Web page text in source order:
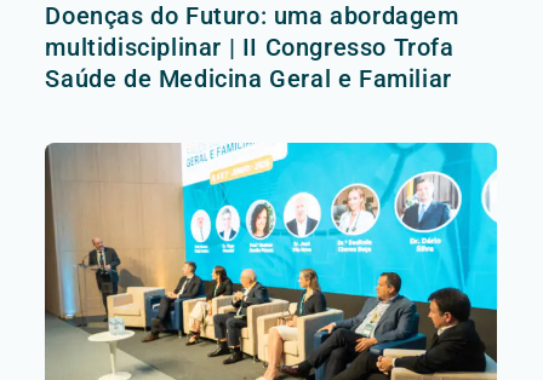
Doenças do Futuro: uma abordagem
multidisciplinar | II Congresso Trofa
Saúde de Medicina Geral e Familiar